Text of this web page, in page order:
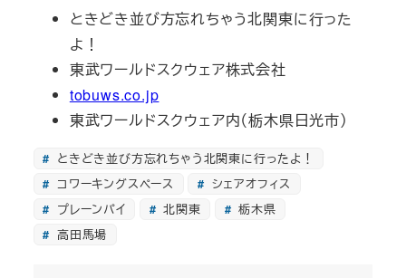
ときどき並び方忘れちゃう北関東に行った
よ！
東武ワールドスクウェア株式会社
tobuws.co.jp
東武ワールドスクウェア内（栃木県日光市）
ときどき並び方忘れちゃう北関東に行ったよ！
コワーキングスペース
シェアオフィス
プレーンパイ
北関東
栃木県
高田馬場